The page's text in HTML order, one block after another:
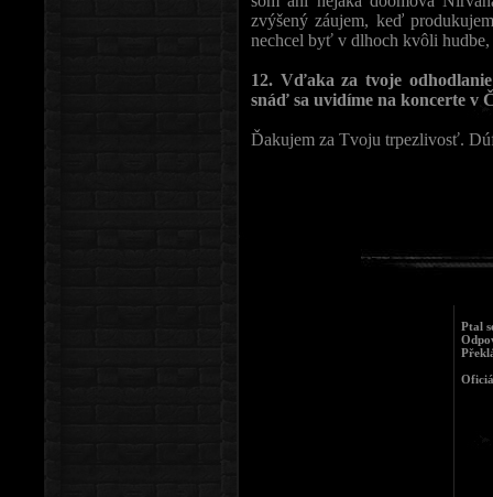
zvýšený záujem, keď
nechcel byť v dlhoch kvôli
12. Vďaka za tvoje
snáď sa uvidíme na koncerte v
Ďakujem za Tvoju trpezlivosť.
Ptal